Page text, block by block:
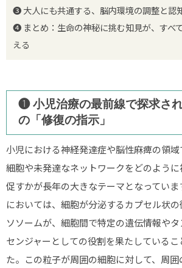
❸ 大人にも共通する、脳内環境の調整と認
❹ まとめ：生命の神秘に挑む知見が、すべ
える
❶ 小児治療の最前線で探求さ
の「修復の指示」
小児における神経発達症や脳性麻痺の領
細胞や未発達なネットワークをどのよう
促すかが長年の大きなテーマとなってい
においては、細胞が分泌するカプセル状
ソソームが、細胞間で特定の遺伝情報や
センジャーとしての役割を果たしている
た。この粒子が周囲の細胞に対して、周囲